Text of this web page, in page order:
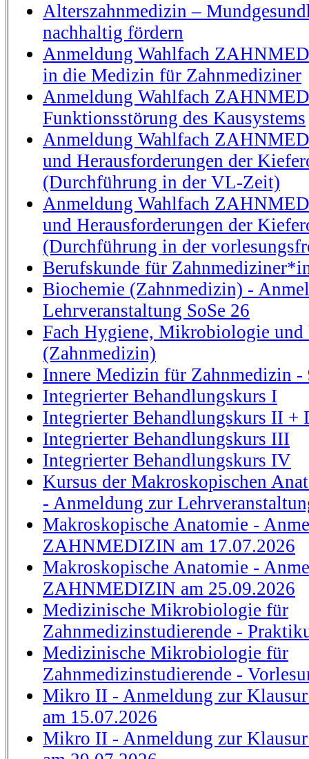
Alterszahnmedizin –
nachhaltig fördern
Anmeldung Wahlfach
in die Medizin für Zahnmediziner
Anmeldung Wahlfach
Funktionsstörung des Kausystems
Anmeldung Wahlfach
und Herausforderungen der
(Durchführung in der VL-Zeit)
Anmeldung Wahlfach
und Herausforderungen der
(Durchführung in der
Berufskunde für
Biochemie (Zahnmedizin) -
Lehrveranstaltung SoSe 26
Fach Hygiene, Mikrobiologie
(Zahnmedizin)
Innere Medizin für Zahnmedizin -
Integrierter Behandlungskurs I
Integrierter Behandlungskurs II +
Integrierter Behandlungskurs III
Integrierter Behandlungskurs IV
Kursus der Makroskopischen
- Anmeldung zur
Makroskopische Anatomie -
ZAHNMEDIZIN am 17.07.2026
Makroskopische Anatomie -
ZAHNMEDIZIN am 25.09.2026
Medizinische Mikrobiologie für
Zahnmedizinstudierende -
Medizinische Mikrobiologie für
Zahnmedizinstudierende -
Mikro II - Anmeldung zur
am 15.07.2026
Mikro II - Anmeldung zur